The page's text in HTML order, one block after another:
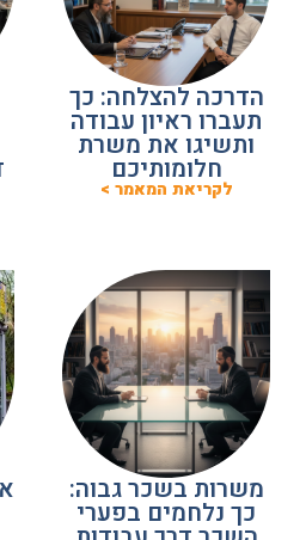
הדרכה להצלחה: כך
תעברו ראיון עבודה
ותשיגו את משרת
חלומותיכם
לקריאת המאמר >
משרות בשכר גבוה:
כך נלחמים בפערי